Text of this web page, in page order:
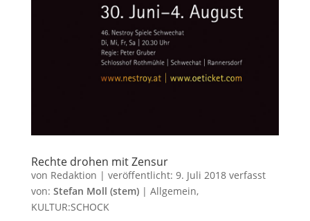
Rechte drohen mit Zensur
von Redaktion | veröffentlicht: 9. Juli 2018verfasst
von: Stefan Moll (stem)| Allgemein,
KULTUR:SCHOCK